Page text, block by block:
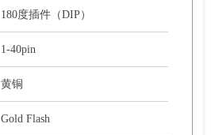
180度插件（DIP）
1-40pin
黄铜
Gold Flash